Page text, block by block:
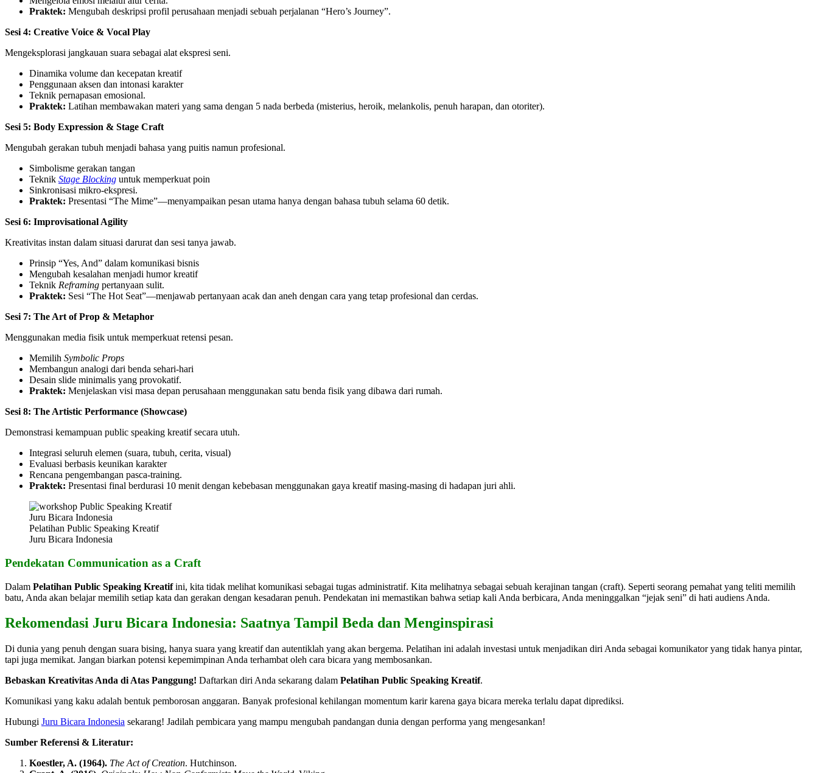
Praktek: Mengubah deskripsi profil perusahaan menjadi sebuah perjalanan “Hero’s Journey”.
Sesi 4: Creative Voice & Vocal Play
Mengeksplorasi jangkauan suara sebagai alat ekspresi seni.
Dinamika volume dan kecepatan kreatif
Penggunaan aksen dan intonasi karakter
Teknik pernapasan emosional.
Praktek: Latihan membawakan materi yang sama dengan 5 nada berbeda (misterius, heroik, melankolis, penuh harapan, dan otoriter).
Sesi 5: Body Expression & Stage Craft
Mengubah gerakan tubuh menjadi bahasa yang puitis namun profesional.
Simbolisme gerakan tangan
Teknik Stage Blocking untuk memperkuat poin
Sinkronisasi mikro-ekspresi.
Praktek: Presentasi “The Mime”—menyampaikan pesan utama hanya dengan bahasa tubuh selama 60 detik.
Sesi 6: Improvisational Agility
Kreativitas instan dalam situasi darurat dan sesi tanya jawab.
Prinsip “Yes, And” dalam komunikasi bisnis
Mengubah kesalahan menjadi humor kreatif
Teknik Reframing pertanyaan sulit.
Praktek: Sesi “The Hot Seat”—menjawab pertanyaan acak dan aneh dengan cara yang tetap profesional dan cerdas.
Sesi 7: The Art of Prop & Metaphor
Menggunakan media fisik untuk memperkuat retensi pesan.
Memilih Symbolic Props
Membangun analogi dari benda sehari-hari
Desain slide minimalis yang provokatif.
Praktek: Menjelaskan visi masa depan perusahaan menggunakan satu benda fisik yang dibawa dari rumah.
Sesi 8: The Artistic Performance (Showcase)
Demonstrasi kemampuan public speaking kreatif secara utuh.
Integrasi seluruh elemen (suara, tubuh, cerita, visual)
Evaluasi berbasis keunikan karakter
Rencana pengembangan pasca-training.
Praktek: Presentasi final berdurasi 10 menit dengan kebebasan menggunakan gaya kreatif masing-masing di hadapan juri ahli.
Pelatihan Public Speaking Kreatif
Juru Bicara Indonesia
Pendekatan Communication as a Craft
Dalam Pelatihan Public Speaking Kreatifini, kita tidak melihat komunikasi sebagai tugas administratif. Kita melihatnya sebagai sebuah kerajinan tangan (craft). Seperti seorang pemahat yang teliti memilih
batu, Anda akan belajar memilih setiap kata dan gerakan dengan kesadaran penuh. Pendekatan ini memastikan bahwa setiap kali Anda berbicara, Anda meninggalkan “jejak seni” di hati audiens Anda.
Rekomendasi Juru Bicara Indonesia: Saatnya Tampil Beda dan Menginspirasi
Di dunia yang penuh dengan suara bising, hanya suara yang kreatif dan autentiklah yang akan bergema. Pelatihan ini adalah investasi untuk menjadikan diri Anda sebagai komunikator yang tidak hanya pintar,
tapi juga memikat. Jangan biarkan potensi kepemimpinan Anda terhambat oleh cara bicara yang membosankan.
Bebaskan Kreativitas Anda di Atas Panggung! Daftarkan diri Anda sekarang dalam Pelatihan Public Speaking Kreatif.
Komunikasi yang kaku adalah bentuk pemborosan anggaran. Banyak profesional kehilangan momentum karir karena gaya bicara mereka terlalu dapat diprediksi.
Hubungi Juru Bicara Indonesia sekarang! Jadilah pembicara yang mampu mengubah pandangan dunia dengan performa yang mengesankan!
Sumber Referensi & Literatur:
Koestler, A. (1964). The Act of Creation. Hutchinson.